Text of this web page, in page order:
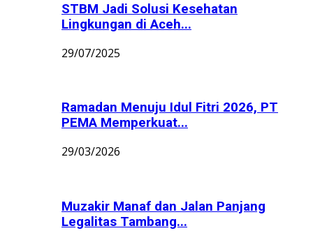
STBM Jadi Solusi Kesehatan
Lingkungan di Aceh...
29/07/2025
Ramadan Menuju Idul Fitri 2026, PT
PEMA Memperkuat...
29/03/2026
Muzakir Manaf dan Jalan Panjang
Legalitas Tambang...